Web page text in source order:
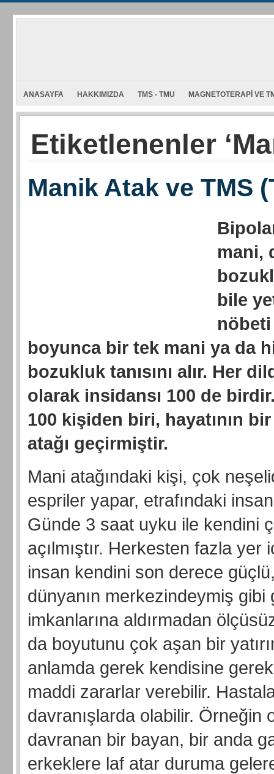
ANASAYFA HAKKIMIZDA TMS - TMU MAGNETOTERAPI VE
Etiketlenenler
Manik Atak ve TMS
mani,
bile
boyunca bir tek mani ya da
bozukluk tanısını alır. Her
olarak insidansı 100 de
100 kişiden biri, hayatının
atağı geçirmiştir.
Mani atağındaki kişi, çok
espriler yapar, etrafındaki
Günde 3 saat uyku ile kendini
açılmıştır. Herkesten fazla
insan kendini son derece
dünyanın merkezindeymiş
imkanlarına aldırmadan
da boyutunu çok aşan bir
anlamda gerek kendisine
maddi zararlar verebilir.
davranışlarda olabilir.
davranan bir bayan, bir anda
erkeklere laf atar duruma